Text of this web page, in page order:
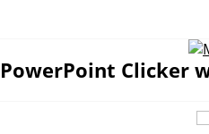
Clicker